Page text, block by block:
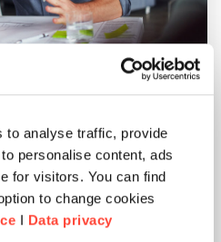
to analyse traffic, provide
personalise content, ads
for visitors. You can find
to change cookies
I Data privacy
heute Skills